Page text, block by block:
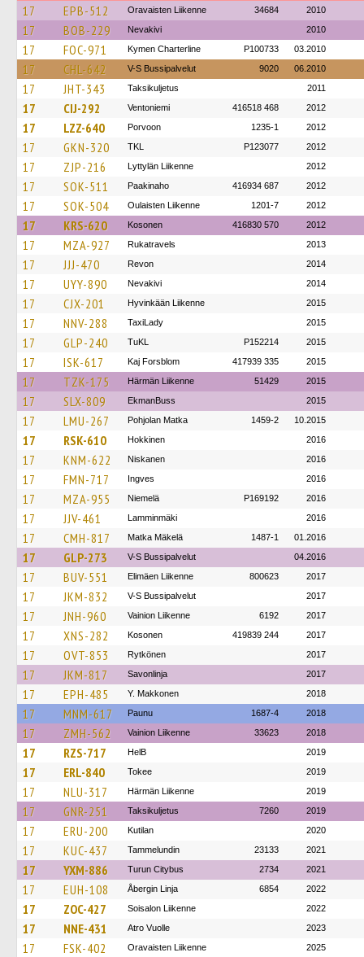
17 EPB-512 Oravaisten Liikenne 34684 2010
17 BOB-229 Nevakivi 2010
17 FOC-971 Kymen Charterline P100733 03.2010
17 CHL-642 V-S Bussipalvelut 9020 06.2010
17 JHT-343 Taksikuljetus 2011
17 CIJ-292 Ventoniemi 416518 468 2012
17 LZZ-640 Porvoon 1235-1 2012
17 GKN-320 TKL P123077 2012
17 ZJP-216 Lyttylän Liikenne 2012
17 SOK-511 Paakinaho 416934 687 2012
17 SOK-504 Oulaisten Liikenne 1201-7 2012
17 KRS-620 Kosonen 416830 570 2012
17 MZA-927 Rukatravels 2013
17 JJJ-470 Revon 2014
17 UYY-890 Nevakivi 2014
17 CJX-201 Hyvinkään Liikenne 2015
17 NNV-288 TaxiLady 2015
17 GLP-240 TuKL P152214 2015
17 ISK-617 Kaj Forsblom 417939 335 2015
17 TZK-175 Härmän Liikenne 51429 2015
17 SLX-809 EkmanBuss 2015
17 LMU-267 Pohjolan Matka 1459-2 10.2015
17 RSK-610 Hokkinen 2016
17 KNM-622 Niskanen 2016
17 FMN-717 Ingves 2016
17 MZA-955 Niemelä P169192 2016
17 JJV-461 Lamminmäki 2016
17 CMH-817 Matka Mäkelä 1487-1 01.2016
17 GLP-273 V-S Bussipalvelut 04.2016
17 BUV-551 Elimäen Liikenne 800623 2017
17 JKM-832 V-S Bussipalvelut 2017
17 JNH-960 Vainion Liikenne 6192 2017
17 XNS-282 Kosonen 419839 244 2017
17 OVT-853 Rytkönen 2017
17 JKM-817 Savonlinja 2017
17 EPH-485 Y. Makkonen 2018
17 MNM-617 Paunu 1687-4 2018
17 ZMH-562 Vainion Liikenne 33623 2018
17 RZS-717 HelB 2019
17 ERL-840 Tokee 2019
17 NLU-317 Härmän Liikenne 2019
17 GNR-251 Taksikuljetus 7260 2019
17 ERU-200 Kutilan 2020
17 KUC-437 Tammelundin 23133 2021
17 YXM-886 Turun Citybus 2734 2021
17 EUH-108 Åbergin Linja 6854 2022
17 ZOC-427 Soisalon Liikenne 2022
17 NNE-431 Atro Vuolle 2023
17 FSK-402 Oravaisten Liikenne 2025